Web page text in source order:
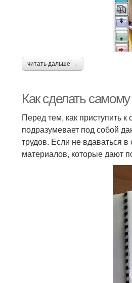
читать дальше →
Как сделать
Перед тем, как приступить
подразумевает под собой
трудов. Если не вдаваться
материалов, которые дают